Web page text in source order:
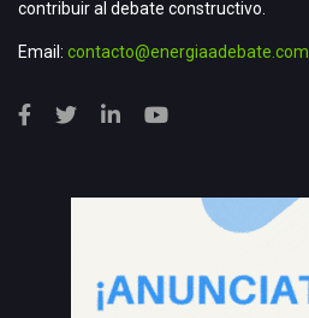
contribuir al debate constructivo.
Email: contacto@energiaadebate.com